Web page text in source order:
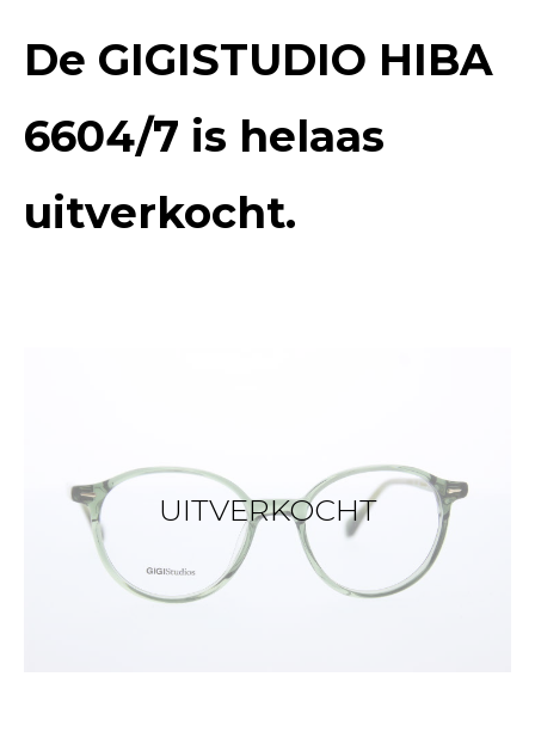
De GIGISTUDIO HIBA
6604/7 is helaas
uitverkocht.
UITVERKOCHT